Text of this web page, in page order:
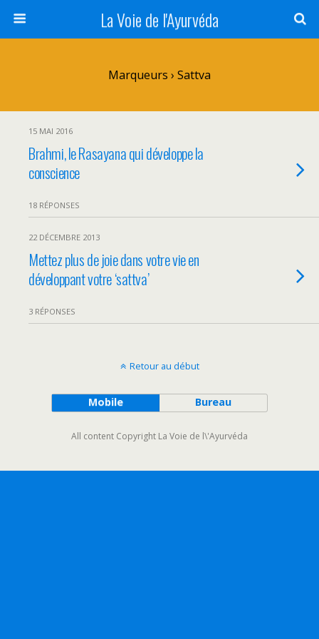
La Voie de l'Ayurvéda
Marqueurs › Sattva
15 MAI 2016
Brahmi, le Rasayana qui développe la
conscience
18 RÉPONSES
22 DÉCEMBRE 2013
Mettez plus de joie dans votre vie en
développant votre ‘sattva’
3 RÉPONSES
Retour au début
Mobile Bureau
All content Copyright La Voie de l\'Ayurvéda